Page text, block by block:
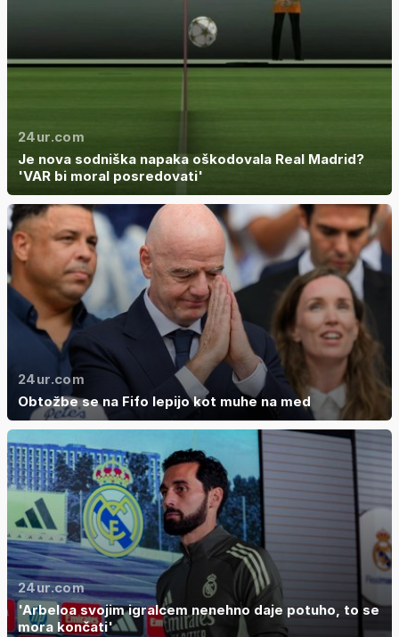
24ur.com
Je nova sodniška napaka oškodovala Real Madrid?
'VAR bi moral posredovati'
24ur.com
Obtožbe se na Fifo lepijo kot muhe na med
24ur.com
'Arbeloa svojim igralcem nenehno daje potuho, to se
mora končati'